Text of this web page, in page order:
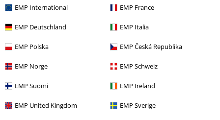
EMP International EMP France
EMP Deutschland EMP Italia
EMP Polska EMP Česká Republika
EMP Norge EMP Schweiz
EMP Suomi EMP Ireland
EMP United Kingdom EMP Sverige
zu eng
perfekt
Verifizierte Rezension
Kommentieren